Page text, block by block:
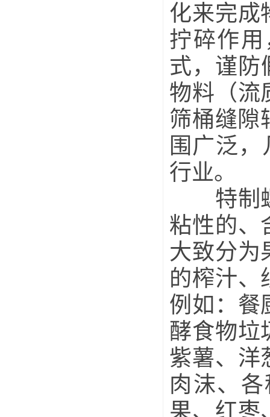
化来完成
拧碎作
式，谨防
物料（流
筛桶缝隙
围广泛，
行业。
特制螺
粘性的、
大致分为
的榨汁、
例如：餐
酵食物垃
紫薯、洋
肉沫、
果、红枣